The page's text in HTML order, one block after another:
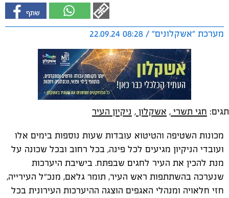
מערכת "אשקלונים" / 08:28 22.09.24
תגים: חגי תשרי , אשקלון , ניקיון העיר
מכונות השטיפה והטיטוא עובדות שעות נוספות בימים אלו
ועובדי הניקיון מגיעים לכל פינה, בכל רחוב ובכל שכונה על
מנת להכין את העיר לחגים שבפתח. בישיבת היערכות
שנערכה בהשתתפות ראש העיר, תומר גלאם, מנכ"ל העירייה,
חזי חלאויה ומנהלי האגפים הוצגה ההיערכות העירונית בכל